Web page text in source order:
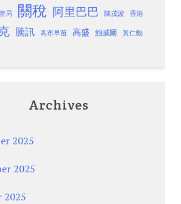
局 關稅 阿里巴巴 陳茂波 香港
騰訊 高市早苗 高盛 鮑威爾 黃仁勳
Archives
2025
2025
2025